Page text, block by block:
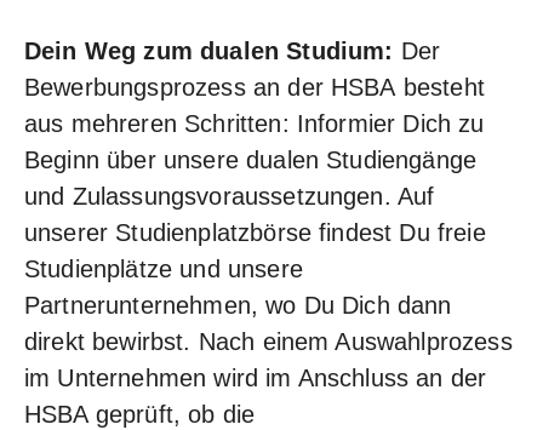
Dein Weg zum dualen Studium: Der
Bewerbungsprozess an der HSBA besteht
aus mehreren Schritten: Informier Dich zu
Beginn über unsere dualen Studiengänge
und Zulassungsvoraussetzungen. Auf
unserer Studienplatzbörse findest Du freie
Studienplätze und unsere
Partnerunternehmen, wo Du Dich dann
direkt bewirbst. Nach einem Auswahlprozess
im Unternehmen wird im Anschluss an der
HSBA geprüft, ob die